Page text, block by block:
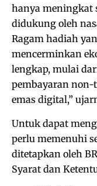
hanya meningkat
didukung oleh
Ragam hadiah
mencerminkan
lengkap, mulai
pembayaran
emas digital,”
Untuk dapat
perlu memenuhi
ditetapkan oleh
Syarat dan